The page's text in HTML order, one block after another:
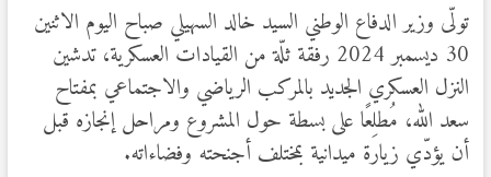
تولّى وزير الدفاع الوطني السيد خالد السهيلي صباح اليوم الاثنين
30 ديسمبر 2024 رفقة ثلّة من القيادات العسكرية، تدشين
النزل العسكري الجديد بالمركب الرياضي والاجتماعي بمفتاح
سعد الله، مُطلِعًا على بسطة حول المشروع ومراحل إنجازه قبل
أن يؤدّي زيارة ميدانية بمختلف أجنحته وفضاءاته.